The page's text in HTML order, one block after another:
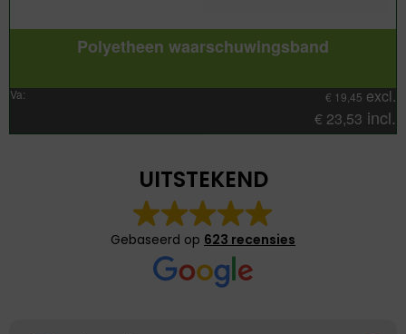
Polyetheen waarschuwingsband
Va: € 19,45 excl.
€ 23,53 incl.
UITSTEKEND
Gebaseerd op 623 recensies